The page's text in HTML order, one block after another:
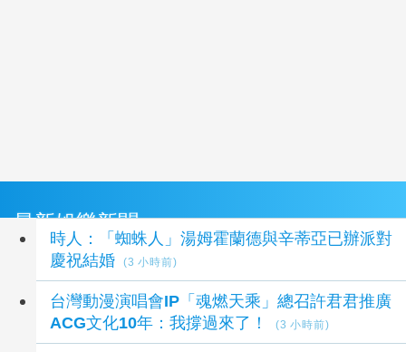
最新娛樂新聞
時人：「蜘蛛人」湯姆霍蘭德與辛蒂亞已辦派對
慶祝結婚
(3 小時前)
台灣動漫演唱會IP「魂燃天乘」總召許君君推廣
ACG文化10年：我撐過來了！
(3 小時前)